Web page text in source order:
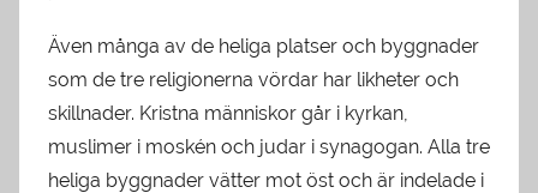
Även många av de heliga platser och byggnader
som de tre religionerna vördar har likheter och
skillnader. Kristna människor går i kyrkan,
muslimer i moskén och judar i synagogan. Alla tre
heliga byggnader vätter mot öst och är indelade i